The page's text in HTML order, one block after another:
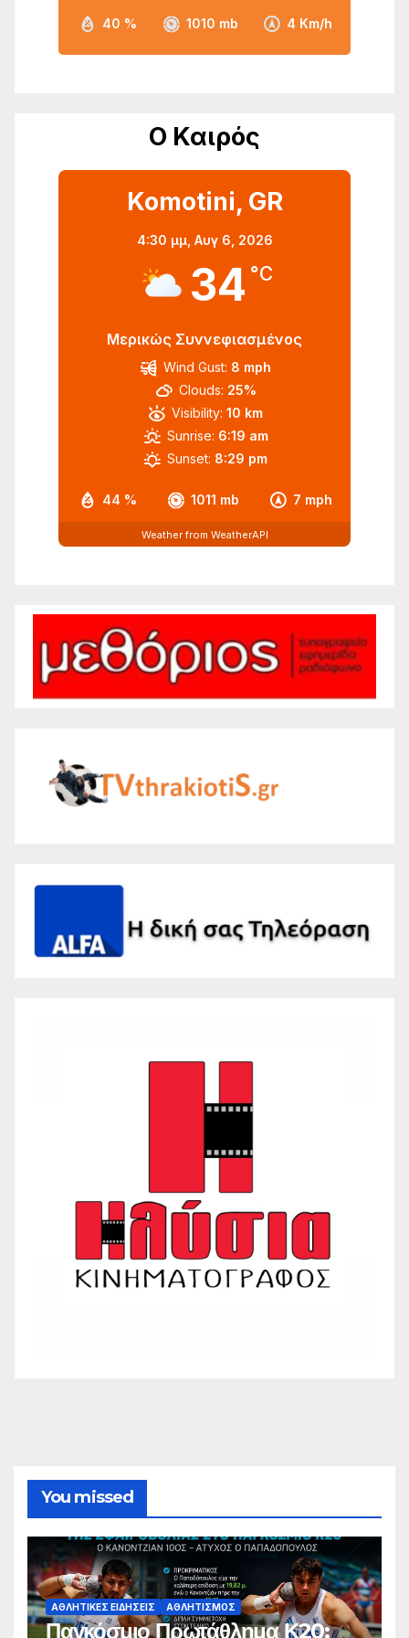
40 % 1010 mb 4 Km/h
Ο Καιρός
Komotini, GR
4:30 μμ, Αυγ 6, 2026
34 °C
Μερικώς Συννεφιασμένος
44 % 1011 mb 7 mph
Wind Gust: 8 mph
Clouds: 25%
Visibility: 10 km
Sunrise: 6:19 am
Sunset: 8:29 pm
Weather from WeatherAPI
You missed
ΑΘΛΗΤΙΚΈΣ ΕΙΔΉΣΕΙΣ ΑΘΛΗΤΙΣΜΌΣ
Παγκόσμιο Πρωτάθλημα Κ20: